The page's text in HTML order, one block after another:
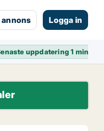
annons Logga in
uppdatering1 min